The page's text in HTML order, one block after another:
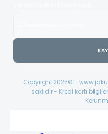
Copyright 2025© -
saklıdır - Kredi kartı